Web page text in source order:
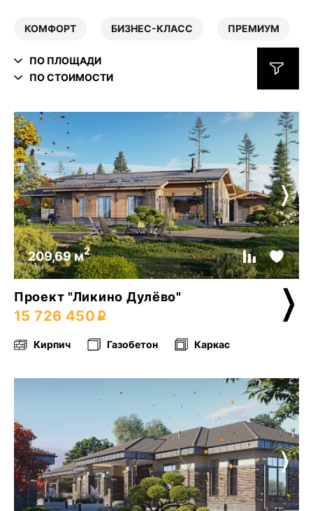
КОМФОРТ БИЗНЕС-КЛАСС ПРЕМИУМ
ПО ПЛОЩАДИ
ПО СТОИМОСТИ
209,69 м2
Проект "Ликино Дулёво"
15 726 450
Кирпич Газобетон Каркас